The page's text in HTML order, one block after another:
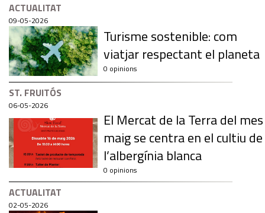
ACTUALITAT
09-05-2026
Turisme sostenible: com
viatjar respectant el planeta
0 opinions
ST. FRUITÓS
06-05-2026
El Mercat de la Terra del mes
maig se centra en el cultiu de
l’albergínia blanca
0 opinions
ACTUALITAT
02-05-2026